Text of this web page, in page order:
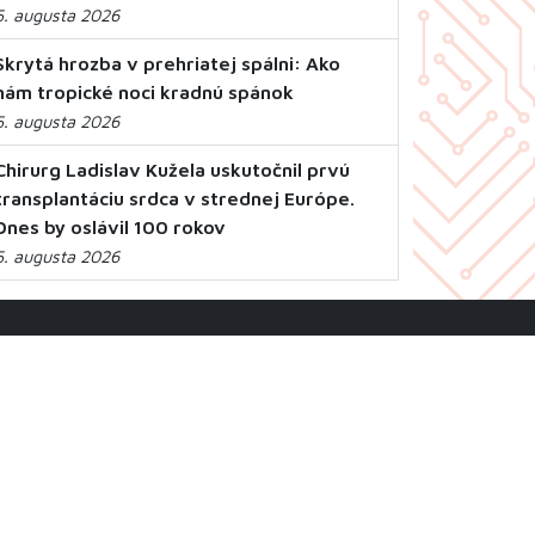
augusta 2026
hrozba v prehriatej spálni: Ako
tropické noci kradnú spánok
augusta 2026
Ladislav Kužela uskutočnil prvú
srdca v strednej Európe.
by oslávil 100 rokov
augusta 2026
RSS